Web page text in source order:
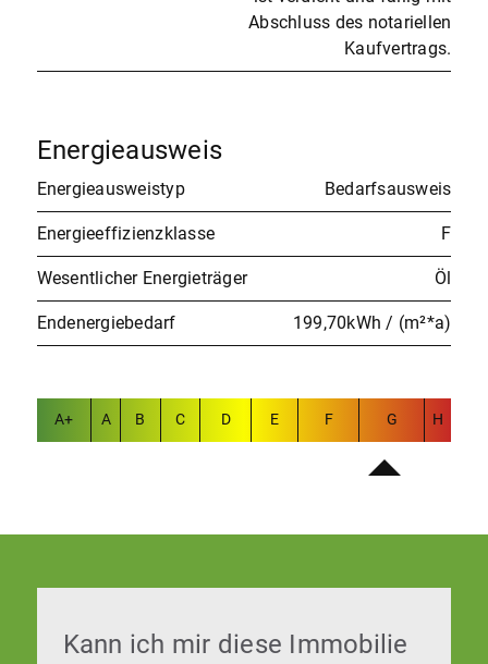
Abschluss des notariellen
Kaufvertrags.
Energieausweis
Energieausweistyp Bedarfsausweis
Energieeffizienzklasse F
Wesentlicher Energieträger Öl
Endenergiebedarf 199,70kWh / (m²*a)
A+ A B C D E F G H
Kann ich mir diese Immobilie